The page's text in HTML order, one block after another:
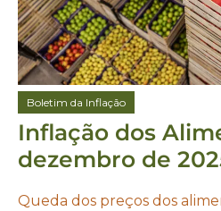
Boletim da Inflação
Inflação dos
dezembro de
Queda dos preços dos